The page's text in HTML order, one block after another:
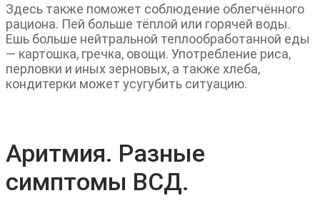
Здесь также поможет соблюдение облегчённого
рациона. Пей больше тёплой или горячей воды.
Ешь больше нейтральной теплообработанной еды
— картошка, гречка, овощи. Употребление риса,
перловки и иных зерновых, а также хлеба,
кондитерки может усугубить ситуацию.
Аритмия. Разные
симптомы ВСД.